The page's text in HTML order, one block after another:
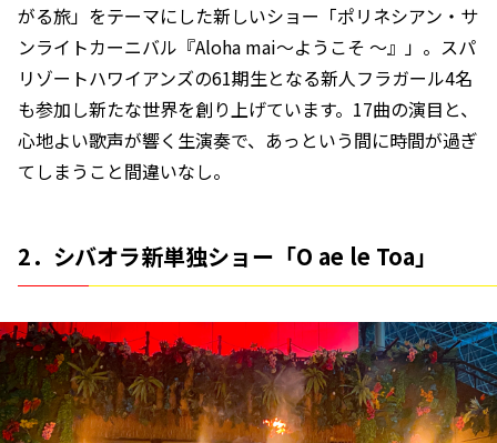
がる旅」をテーマにした新しいショー「ポリネシアン・サ
ンライトカーニバル『Aloha mai～ようこそ ～』」。スパ
リゾートハワイアンズの61期生となる新人フラガール4名
も参加し新たな世界を創り上げています。17曲の演目と、
心地よい歌声が響く生演奏で、あっという間に時間が過ぎ
てしまうこと間違いなし。
2．シバオラ新単独ショー「O ae le Toa」